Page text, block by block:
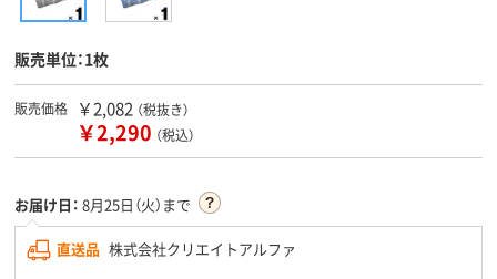
販売単位：1枚
販売価格 ￥2,082 （税抜き）
￥2,290 （税込）
お届け日： 8月25日（火）まで
直送品 株式会社クリエイトアルファ